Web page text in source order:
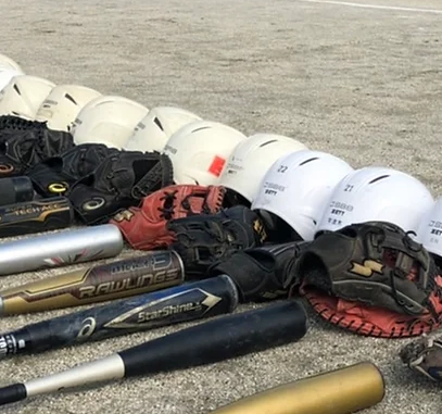
2026.7.20 豊島区第133回大
会（夏大会）開会式